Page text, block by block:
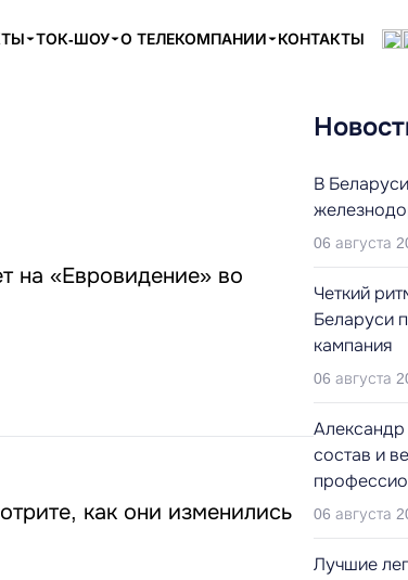
ТОК-ШОУ О ТЕЛЕКОМПАНИИ КОНТАКТЫ
на «Евровидение» во
как они изменились
В
06 августа
Четкий
Беларуси
кампания
06 августа
состав и
06 августа
Лучшие